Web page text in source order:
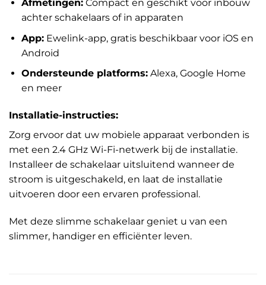
Afmetingen:Compact en geschikt voor inbouw
achter schakelaars of in apparaten
App:Ewelink-app, gratis beschikbaar voor iOS en
Android
Ondersteunde platforms:Alexa, Google Home
en meer
Installatie-instructies:
Zorg ervoor dat uw mobiele apparaat verbonden is
met een 2.4 GHz Wi-Fi-netwerk bij de installatie.
Installeer de schakelaar uitsluitend wanneer de
stroom is uitgeschakeld, en laat de installatie
uitvoeren door een ervaren professional.
Met deze slimme schakelaar geniet u van een
slimmer, handiger en efficiënter leven.